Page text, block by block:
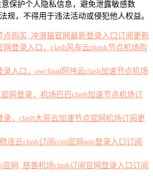
意保护个人隐私信息，避免泄露敏感数
规，不得用于违法活动或侵犯他人权益。
点购买, 冲浪猫官网最新登录入口订阅更新
网登录入口，clash风车云tiktok节点机场购
录入口，awcloud阿伟云clash加速节点机场
网登录，机场巴巴clash加速节点机场订
录，clash大哥云加速节点官网机场订阅更
连云clash订阅com官网app登录入口订阅
官网, 慈善机场clash订阅官网登录入口订阅